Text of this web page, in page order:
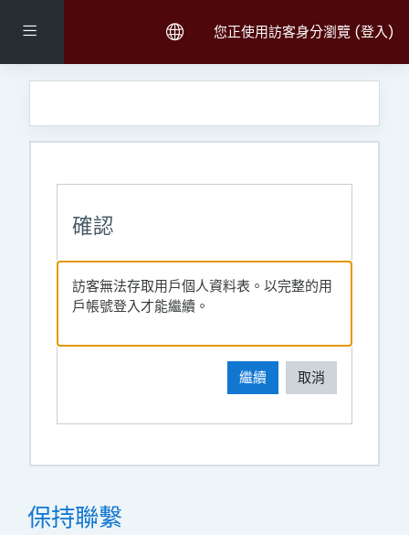
側板 您正使用訪客身分瀏覽 (登入)
確認
訪客無法存取用戶個人資料表。以完整的用
戶帳號登入才能繼續。
繼續 取消
保持聯繫